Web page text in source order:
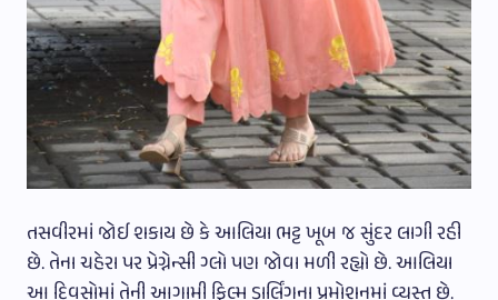
તસવીરમાં જોઈ શકાય છે કે આલિયા ભટ્ટ ખૂબ જ સુંદર લાગી રહી
છે. તેના ચહેરા પર પ્રેગ્નેન્સી ગ્લો પણ જોવા મળી રહ્યો છે. આલિયા